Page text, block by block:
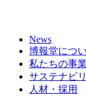
News
博報堂につ
私たちの事業
サステナビ
人材・採用